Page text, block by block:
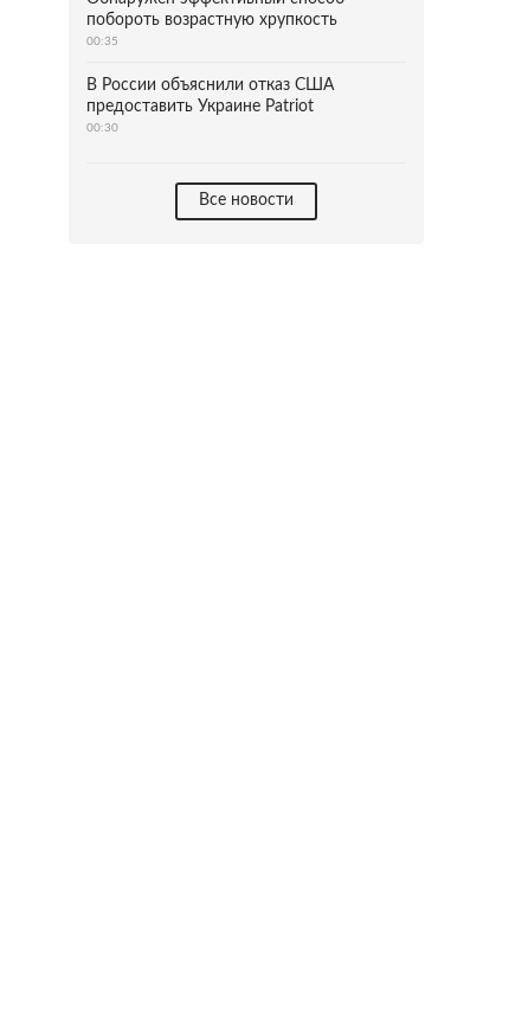
побороть возрастную хрупкость
00:35
В России объяснили отказ США
предоставить Украине Patriot
00:30
Все новости